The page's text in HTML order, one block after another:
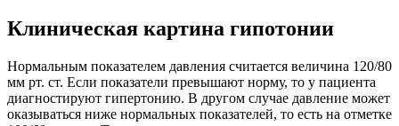
Клиническая картина гипотонии
Нормальным показателем давления считается величина 120/80
мм рт. ст. Если показатели превышают норму, то у пациента
диагностируют гипертонию. В другом случае давление может
оказываться ниже нормальных показателей, то есть на отметке